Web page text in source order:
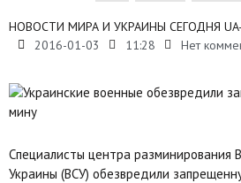
НОВОСТИ МИРА И УКРАИНЫ СЕГОДНЯ UA-
2016-01-03
11:28 Нет
Специалисты центра разминирования
Украины (ВСУ) обезвредили